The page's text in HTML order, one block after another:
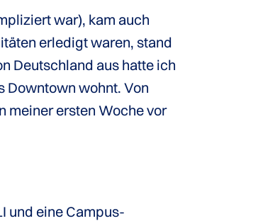
war), kam auch
erledigt waren, stand
Deutschland aus hatte ich
Downtown wohnt. Von
meiner ersten Woche vor
und eine Campus-